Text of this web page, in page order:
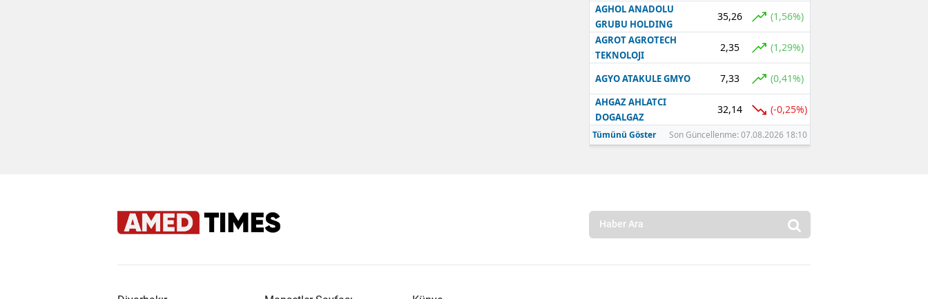
AGHOL ANADOLU
GRUBU HOLDING
35,26 (1,56%)
AGROT AGROTECH
TEKNOLOJI
2,35 (1,29%)
AGYO ATAKULE GMYO 7,33 (0,41%)
AHGAZ AHLATCI
DOGALGAZ
32,14 (-0,25%)
Tümünü Göster Son Güncellenme: 07.08.2026 18:10